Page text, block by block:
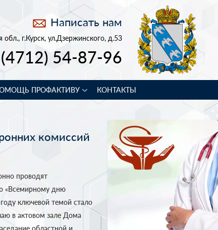
Написать нам
обл., г.Курск, ул.Дзержинского, д.53
54-87-96
ПРОФАКТИВУ КОНТАКТЫ
комиссий
проводят
«Всемирному дню
ключевой темой стало
в актовом зале Дома
областной и